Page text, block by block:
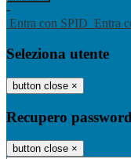
-
Entra con SPID Entra
Seleziona utente
button close ×
Recupero password
button close ×